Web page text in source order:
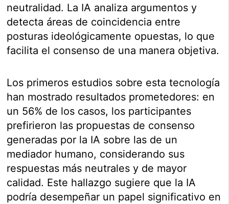
neutralidad. La IA analiza argumentos y
detecta áreas de coincidencia entre
posturas ideológicamente opuestas, lo que
facilita el consenso de una manera objetiva.
Los primeros estudios sobre esta tecnología
han mostrado resultados prometedores: en
un 56% de los casos, los participantes
prefirieron las propuestas de consenso
generadas por la IA sobre las de un
mediador humano, considerando sus
respuestas más neutrales y de mayor
calidad. Este hallazgo sugiere que la IA
podría desempeñar un papel significativo en